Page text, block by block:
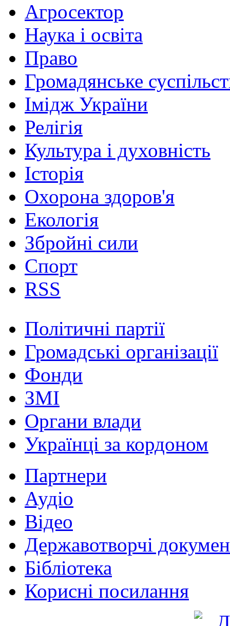
Агросектор
Наука і освіта
Право
Громадянське
Імідж України
Релігія
Культура і духовність
Історія
Охорона здоров'я
Екологія
Збройні сили
Спорт
RSS
Політичні партії
Громадські організації
Фонди
ЗМІ
Органи влади
Українці за кордоном
Партнери
Аудіо
Відео
Державотворчі
Бібліотека
Корисні посилання